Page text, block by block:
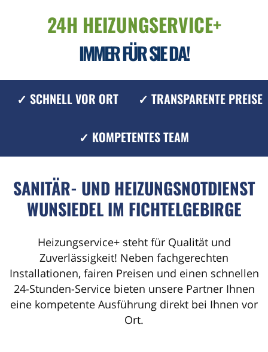
24H HEIZUNGSERVICE+
IMMER FÜR SIE DA!
✓ SCHNELL VOR ORT ✓ TRANSPARENTE PREISE
✓ KOMPETENTES TEAM
SANITÄR- UND HEIZUNGSNOTDIENST
WUNSIEDEL IM FICHTELGEBIRGE
Heizungservice+ steht für Qualität und
Zuverlässigkeit! Neben fachgerechten
Installationen, fairen Preisen und einen schnellen
24-Stunden-Service bieten unsere Partner Ihnen
eine kompetente Ausführung direkt bei Ihnen vor
Ort.